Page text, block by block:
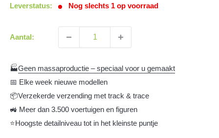
Leverstatus: Nog slechts 1 op voorraad
Aantal:
🏭Geen massaproductie – speciaal voor u gemaakt
📅 Elke week nieuwe modellen
📦Verzekerde verzending met track & trace
🚜 Meer dan 3.500 voertuigen en figuren
⭐Hoogste detailniveau tot in het kleinste puntje